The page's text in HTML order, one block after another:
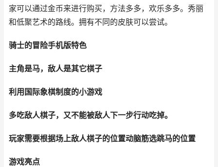
家可以通过金币来进行购买，方法多多，欢乐多多。秀丽
和低聚艺术的路线。拥有不同的皮肤可以尝试。
骑士的冒险手机版特色
主角是马，敌人是其它棋子
利用国际象棋制度的小游戏
多吃敌人棋子，又不能被敌人下一步行动吃掉。
玩家需要根据场上敌人棋子的位置动脑筋选跳马的位置
游戏亮点